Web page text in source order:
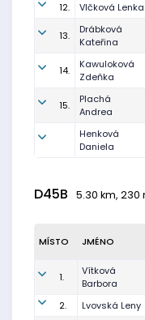
12.
Vlčková Lenka
13.
Drábková
Kateřina
14.
Kawuloková
Zdeňka
15.
Plachá
Andrea
Henková
Daniela
D45B 5.30 km, 230
MÍSTO JMÉNO
1.
Vítková
Barbora
2. Lvovská Leny